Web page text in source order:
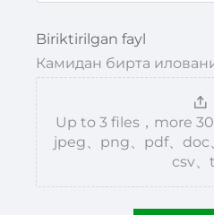
Biriktirilgan fayl
Камидан бирта
Up to 3 files，more
jpeg、png、pdf、doc
csv